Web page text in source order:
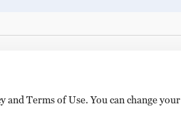
Terms of Use. You can change your